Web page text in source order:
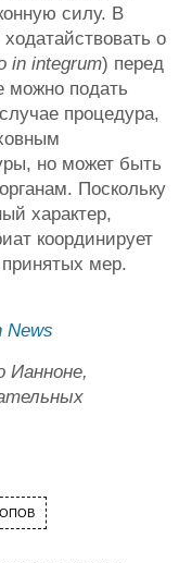
силу. В
о
in integrum) перед
можно подать
процедура,
но может быть
Поскольку
характер,
координирует
мер.
News
Ианноне,